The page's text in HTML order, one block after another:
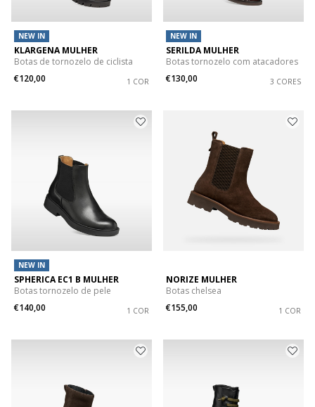
NEW IN
KLARGENA MULHER
Botas de tornozelo de ciclista
€120,00
1 COR
NEW IN
SERILDA MULHER
Botas tornozelo com atacadores
€130,00
3 CORES
NEW IN
SPHERICA EC1 B MULHER
Botas tornozelo de pele
€140,00
1 COR
NORIZE MULHER
Botas chelsea
€155,00
1 COR